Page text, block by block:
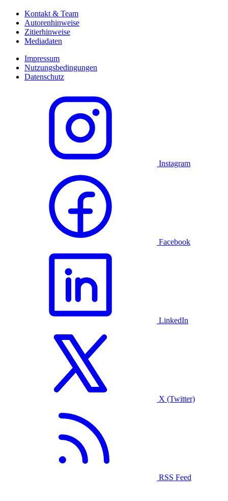
Kontakt & Team
Autorenhinweise
Zitierhinweise
Mediadaten
Impressum
Nutzungsbedingungen
Datenschutz
Instagram
Facebook
LinkedIn
X (Twitter)
RSS Feed